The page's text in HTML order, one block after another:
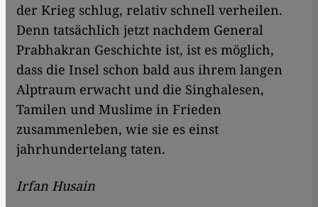
der Krieg schlug, relativ schnell verheilen.
Denn tatsächlich jetzt nachdem General
Prabhakran Geschichte ist, ist es möglich,
dass die Insel schon bald aus ihrem langen
Alptraum erwacht und die Singhalesen,
Tamilen und Muslime in Frieden
zusammenleben, wie sie es einst
jahrhundertelang taten.
Irfan Husain